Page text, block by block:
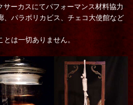
ーカスにてパフォーマンス材料協力
、パラボリカビス、チェコ大使館など
は一切ありません。